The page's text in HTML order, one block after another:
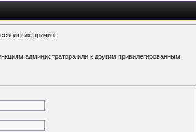
причин:
администратора или к другим привилегированным